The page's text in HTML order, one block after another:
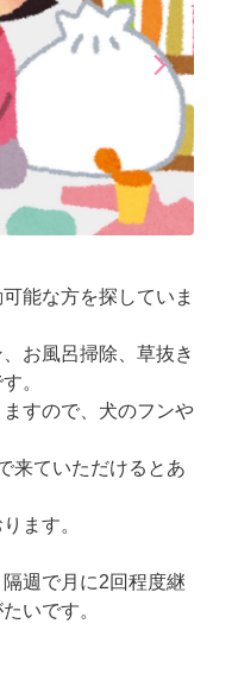
arrow_forward_ios
Next
能な方を探していま
お風呂掃除、草抜き
。
すので、犬のフンや
来ていただけるとあ
ます。
週で月に2回程度継
いです。